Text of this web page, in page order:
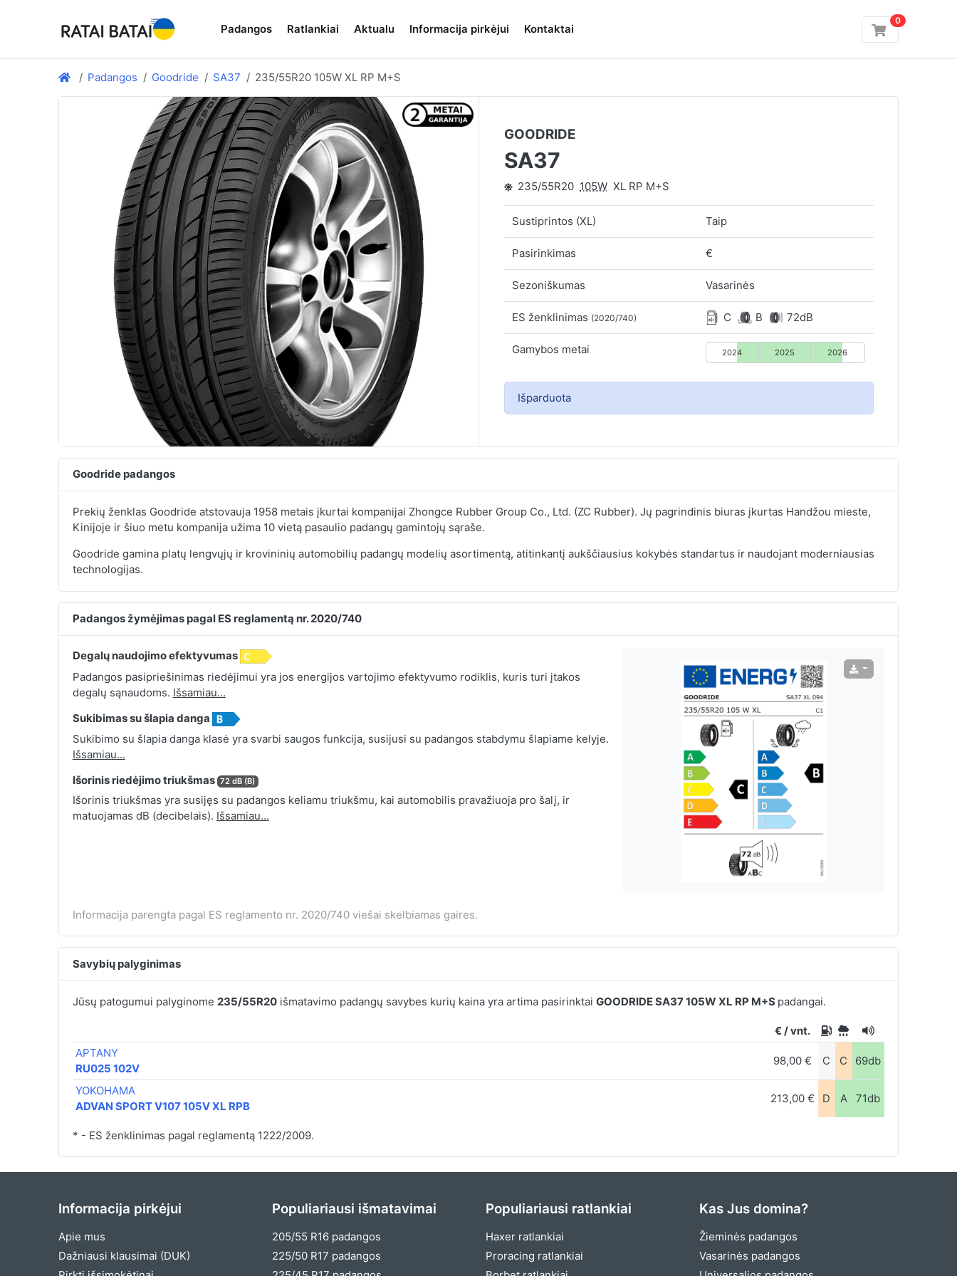
Padangos Ratlankiai Aktualu Informacija pirkėjui Kontaktai
0
Padangos Goodride SA37 235/55R20 105W XL RP M+S
GOODRIDE
SA37
235/55R20 105W XL RP M+S
Sustiprintos (XL) Taip
Pasirinkimas €
Sezoniškumas Vasarinės
ES ženklinimas (2020/740) C B 72dB
Gamybos metai 2024 2025 2026
Išparduota
Goodride padangos
Prekių ženklas Goodride atstovauja 1958 metais įkurtai kompanijai Zhongce Rubber Group Co., Ltd. (ZC Rubber). Jų pagrindinis biuras įkurtas Handžou mieste,
Kinijoje ir šiuo metu kompanija užima 10 vietą pasaulio padangų gamintojų sąraše.
Goodride gamina platų lengvųjų ir krovininių automobilių padangų modelių asortimentą, atitinkantį aukščiausius kokybės standartus ir naudojant moderniausias
technologijas.
Padangos žymėjimas pagal ES reglamentą nr. 2020/740
Degalų naudojimo efektyvumas
Padangos pasipriešinimas riedėjimui yra jos energijos vartojimo efektyvumo rodiklis, kuris turi įtakos
degalų sąnaudoms. Išsamiau...
Sukibimas su šlapia danga
Sukibimo su šlapia danga klasė yra svarbi saugos funkcija, susijusi su padangos stabdymu šlapiame kelyje.
Išsamiau...
Išorinis riedėjimo triukšmas 72 dB (B)
Išorinis triukšmas yra susijęs su padangos keliamu triukšmu, kai automobilis pravažiuoja pro šalį, ir
matuojamas dB (decibelais). Išsamiau...
Informacija parengta pagal ES reglamento nr. 2020/740 viešai skelbiamas gaires.
Savybių palyginimas
Jūsų patogumui palyginome 235/55R20išmatavimo padangų savybes kurių kaina yra artima pasirinktai GOODRIDE SA37 105W XL RP M+S padangai.
€ / vnt.
APTANY
RU025 102V
98,00 € C C 69db
YOKOHAMA
ADVAN SPORT V107 105V XL RPB
213,00 € D A 71db
* - ES ženklinimas pagal reglamentą 1222/2009.
Informacija pirkėjui
Apie mus
Dažniausi klausimai (DUK)
Populiariausi išmatavimai
205/55 R16 padangos
225/50 R17 padangos
Populiariausi ratlankiai
Haxer ratlankiai
Proracing ratlankiai
Kas Jus domina?
Žieminės padangos
Vasarinės padangos